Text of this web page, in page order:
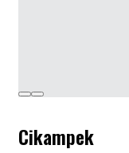
Cikampek